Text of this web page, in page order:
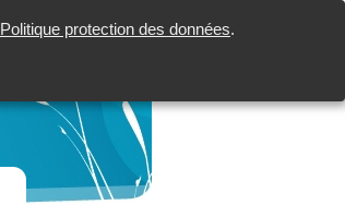
Politique protection des données.